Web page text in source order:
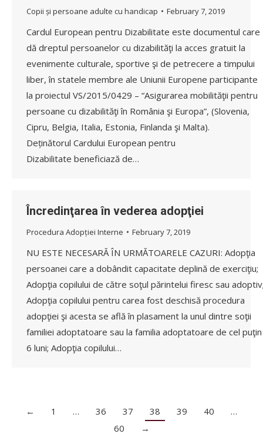
Copii și persoane adulte cu handicap February 7, 2019
Cardul European pentru Dizabilitate este documentul care
dă dreptul persoanelor cu dizabilităţi la acces gratuit la
evenimente culturale, sportive şi de petrecere a timpului
liber, în statele membre ale Uniunii Europene participante
la proiectul VS/2015/0429 – “Asigurarea mobilităţii pentru
persoane cu dizabilităţi în România şi Europa”, (Slovenia,
Cipru, Belgia, Italia, Estonia, Finlanda şi Malta).
Deținătorul Cardului European pentru
Dizabilitate beneficiază de…
Încredinţarea în vederea adopţiei
Procedura Adopției Interne February 7, 2019
NU ESTE NECESARĂ ÎN URMĂTOARELE CAZURI: Adopţia
persoanei care a dobândit capacitate deplină de exerciţiu;
Adopţia copilului de către soţul părintelui firesc sau
Adopţia copilului pentru carea fost deschisă procedura
adopţiei şi acesta se află în plasament la unul dintre soţii
familiei adoptatoare sau la familia adoptatoare de cel puţin
6 luni; Adopţia copilului…
← 1 … 36 37 38 39 40
…
60
→